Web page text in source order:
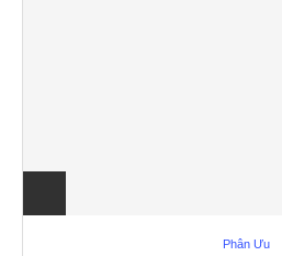
Phân Ưu